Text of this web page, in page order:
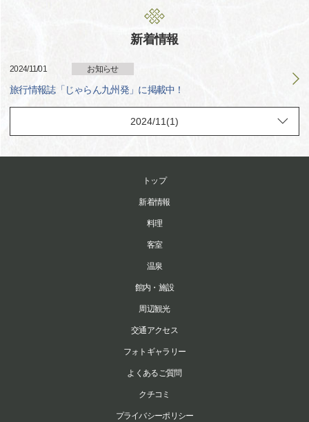
新着情報
2024/11/01 お知らせ
旅行情報誌「じゃらん九州発」に掲載中！
トップ
新着情報
料理
客室
温泉
館内・施設
周辺観光
交通アクセス
フォトギャラリー
よくあるご質問
クチコミ
プライバシーポリシー